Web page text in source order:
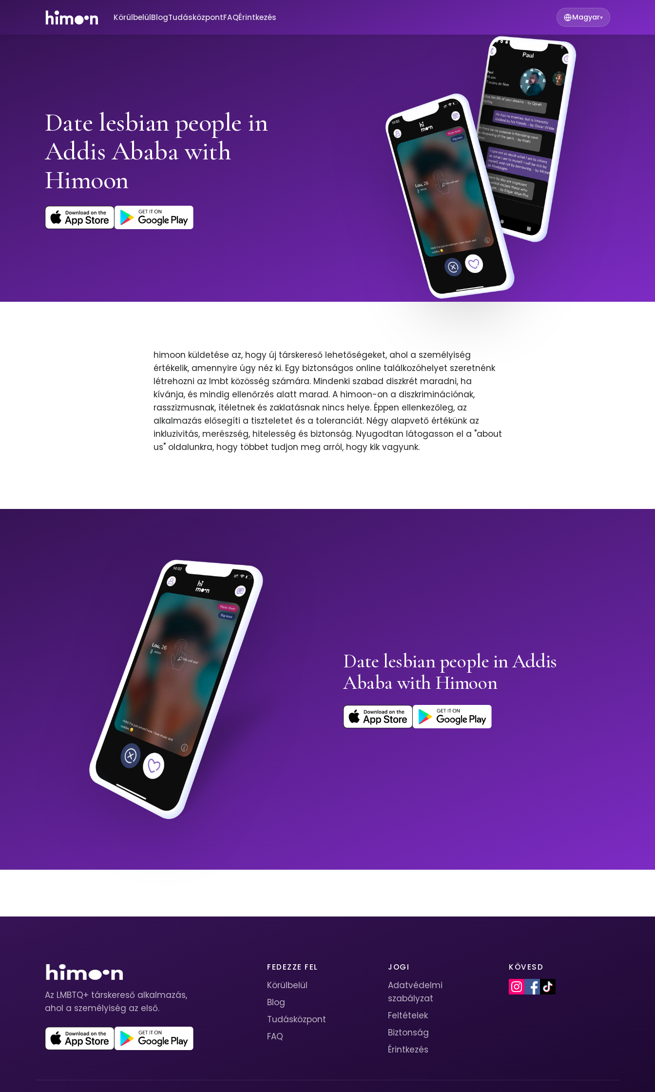
KörülbelülBlogTudásközpontFAQÉrintkezés Magyar▾
Date lesbian people in
Addis Ababa with
Himoon
himoon küldetése az, hogy új társkereső lehetőségeket, ahol a személyiség
értékelik, amennyire úgy néz ki. Egy biztonságos online találkozóhelyet szeretnénk
létrehozni az lmbt közösség számára. Mindenki szabad diszkrét maradni, ha
kívánja, és mindig ellenőrzés alatt marad. A himoon-on a diszkriminációnak,
rasszizmusnak, ítéletnek és zaklatásnak nincs helye. Éppen ellenkezőleg, az
alkalmazás elősegíti a tiszteletet és a toleranciát. Négy alapvető értékünk az
inkluzivitás, merészség, hitelesség és biztonság. Nyugodtan látogasson el a "about
us" oldalunkra, hogy többet tudjon meg arról, hogy kik vagyunk.
Date lesbian people in Addis
Ababa with Himoon
Az LMBTQ+ társkereső alkalmazás,
ahol a személyiség az első.
FEDEZZE FEL
Körülbelül
Blog
Tudásközpont
FAQ
JOGI
Adatvédelmi
szabályzat
Feltételek
Biztonság
Érintkezés
KÖVESD